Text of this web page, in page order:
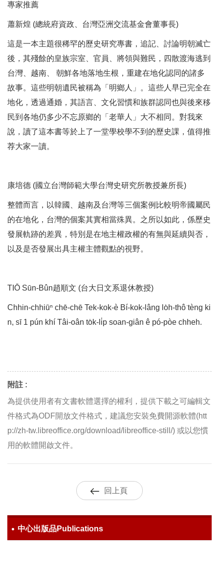
專家推薦
蕭新煌 (總統府資政、台灣亞洲交流基金會董事長)
這是一本主題很稀罕的歷史研究專書，追記、討論明朝滅亡
後，其殘餘的皇族宗室、官員、將領與難民，四散渡海逃到
台灣、越南、 朝鮮各地落地生根，重建在地化認同的諸多
故事。這些明朝遺民被稱為「明鄉人」。這些人早已完全在
地化，透過通婚，其語言、文化習慣和族群認同也與後來移
民到各地仍多少不忘原鄉的「老華人」大不相同。對我來
說，讀了這本書等於上了一堂學校學不到的歷史課，值得推
荐大家一讀。
康培德 (國立台灣師範大學台灣史研究所教授兼所長)
整體而言，以韓國、越南及台灣等三個案例比較明帝國屬民
的在地化，台灣的個案其實相當殊異。之所以如此，係歷史
發展軌跡的差異，特別是在地主權政權的有無與延續與否，
以及是否發展出具主權主體觀點的視野。
TIŌ Sūn-Bûn趙順文 (台大日文系退休教授)
Chhin-chhiūⁿ chē-chē Tek-kok-è Bí-kok-lâng lo̍h-thô͘ tèng ki
n, sī 1 pún khí Tâi-oân to̍k-li̍p soan-giân ê pó-pòe chheh.
附註 :
為提供使用者有文書軟體選擇的權利，提供下載之可編輯文
件格式為ODF開放文件格式，建議您安裝免費開源軟體(htt
p://zh-tw.libreoffice.org/download/libreoffice-still/) 或以您慣
用的軟體開啟文件。
回上頁
中心出版品Publications